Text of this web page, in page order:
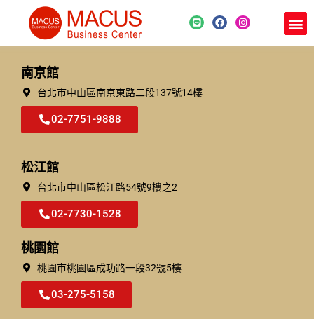
南京館
台北市中山區南京東路二段137號14樓
02-7751-9888
松江館
台北市中⼭區松江路54號9樓之2
02-7730-1528
桃園館
桃園市桃園區成功路一段32號5樓​
03-275-5158